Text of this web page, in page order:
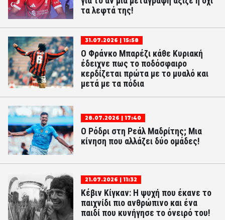
τα λεφτά της!
31.07.2026 | 15:58
Ο Φράνκο Μπαρέζι κάθε Κυριακή
έδειχνε πως το ποδόσφαιρο
κερδίζεται πρώτα με το μυαλό και
μετά με τα πόδια
28.07.2026 | 17:40
Ο Ρόδρι στη Ρεάλ Μαδρίτης; Μια
κίνηση που αλλάζει δύο ομάδες!
21.07.2026 | 11:32
Κέβιν Κίγκαν: Η ψυχή που έκανε το
παιχνίδι πιο ανθρώπινο και ένα
παιδί που κυνήγησε το όνειρό του!